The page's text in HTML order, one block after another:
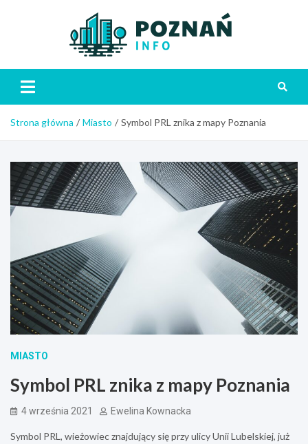
Strona główna Miasto Symbol PRL znika z mapy Poznania
MIASTO
Symbol PRL znika z mapy Poznania
4 września 2021 Ewelina Kownacka
Symbol PRL, wieżowiec znajdujący się przy ulicy Unii Lubelskiej, już